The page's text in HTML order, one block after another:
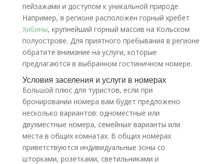
пейзажами и доступом к уникальной природе.
Например, в регионе расположен горный хребет
Хибины, крупнейший горный массив на Кольском
полуострове. Для приятного пребывания в регионе
обратите внимание на услуги, которые
предлагаются в выбранном гостиничном номере.
Условия заселения и услуги в номерах
Большой плюс для туристов, если при
бронировании номера вам будет предложено
несколько вариантов: одноместные или
двухместные номера, семейные варианты или
места в общих комнатах. В общих номерах
приветствуются индивидуальные зоны со
шторками, розетками, светильниками и